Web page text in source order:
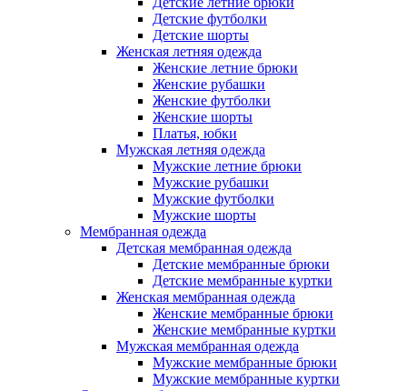
Детские футболки
Детские шорты
Женская летняя одежда
Женские летние брюки
Женские рубашки
Женские футболки
Женские шорты
Платья, юбки
Мужская летняя одежда
Мужские летние брюки
Мужские рубашки
Мужские футболки
Мужские шорты
Мембранная одежда
Детская мембранная одежда
Детские мембранные брюки
Детские мембранные куртки
Женская мембранная одежда
Женские мембранные брюки
Женские мембранные куртки
Мужская мембранная одежда
Мужские мембранные брюки
Мужские мембранные куртки